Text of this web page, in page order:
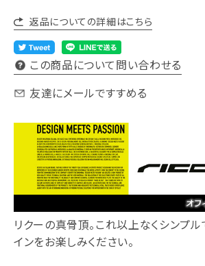
返品についての詳細はこちら
この商品について問い合わせる
友達にメールですすめる
リクーの真骨頂。これ以上なくシンプ
インをお楽しみください。